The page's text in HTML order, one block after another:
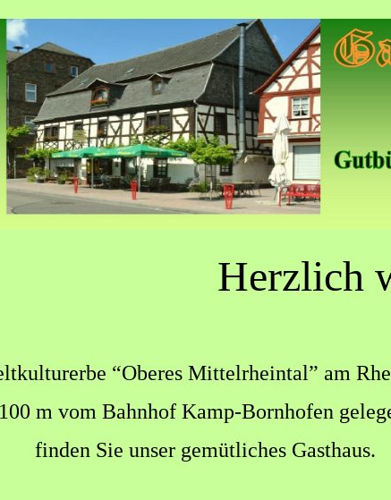
Herzlich
“Oberes Mittelrheintal” am
100 m vom Bahnhof Kamp-Bornhofen
finden Sie unser gemütliches Gasthaus.